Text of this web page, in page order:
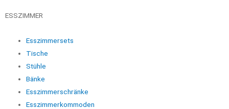
ESSZIMMER
Esszimmersets
Tische
Stühle
Bänke
Esszimmerschränke
Esszimmerkommoden